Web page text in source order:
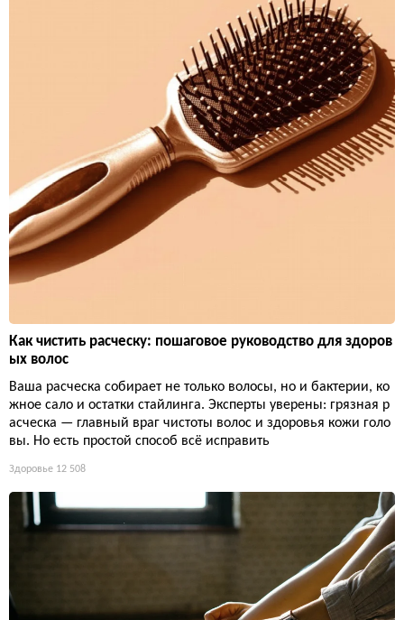
Как чистить расческу: пошаговое руководство для здоров
ых волос
Ваша расческа собирает не только волосы, но и бактерии, ко
жное сало и остатки стайлинга. Эксперты уверены: грязная р
асческа — главный враг чистоты волос и здоровья кожи голо
вы. Но есть простой способ всё исправить
Здоровье 12 508